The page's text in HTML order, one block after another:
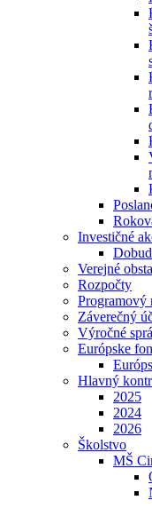
Investičné
Verejné
Rozpočty
Programový
Záverečný
Výročné
Európske
Hlavný
2025
2024
2026
Školstvo
MŠ